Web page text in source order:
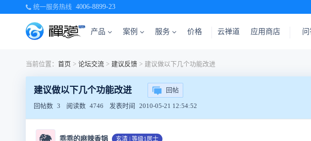
统一服务热线 4006-8899-23
产品 案例 服务 价格 云禅道 应用商店
当前位置： 首页 > 论坛交流 > 建议反馈 > 建议做以下几个功能改进
建议做以下几个功能改进 回帖
回帖数 3 阅读数 4746 发表时间 2010-05-21 12:54:52
乖乖的麻辣香锅 玄清 | 等级1居士